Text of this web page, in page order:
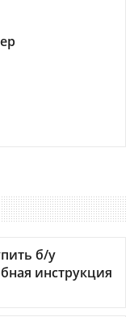
б/у
инструкция